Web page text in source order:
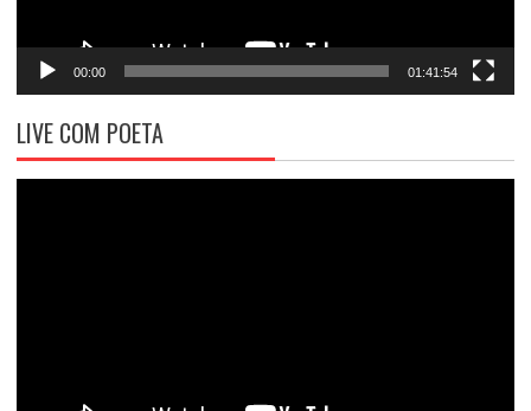
00:00 01:41:54
LIVE COM POETA